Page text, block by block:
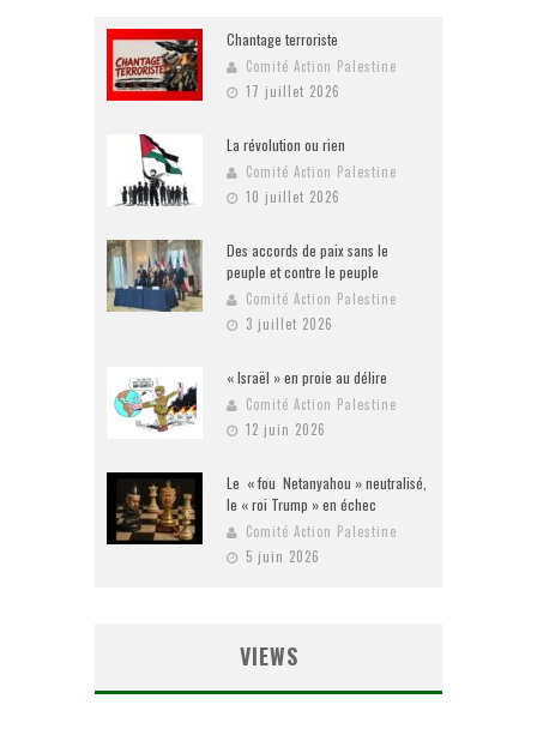
Chantage terroriste
Comité Action Palestine
17 juillet 2026
La révolution ou rien
Comité Action Palestine
10 juillet 2026
Des accords de paix sans le
peuple et contre le peuple
Comité Action Palestine
3 juillet 2026
« Israël » en proie au délire
Comité Action Palestine
12 juin 2026
Le « fou Netanyahou » neutralisé,
le « roi Trump » en échec
Comité Action Palestine
5 juin 2026
VIEWS